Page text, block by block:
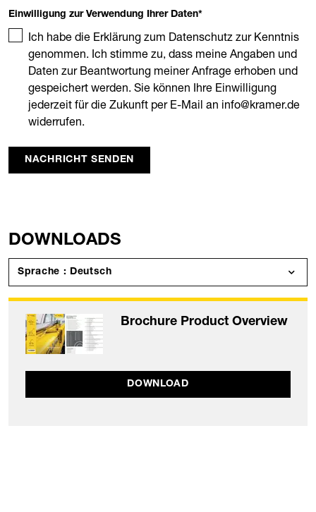
Einwilligung zur Verwendung Ihrer Daten*
Ich habe die Erklärung zum Datenschutz zur Kenntnis
genommen. Ich stimme zu, dass meine Angaben und
Daten zur Beantwortung meiner Anfrage erhoben und
gespeichert werden. Sie können Ihre Einwilligung
jederzeit für die Zukunft per E-Mail an info@kramer.de
widerrufen.
NACHRICHT SENDEN
DOWNLOADS
Sprache : Deutsch
Brochure Product Overview
DOWNLOAD